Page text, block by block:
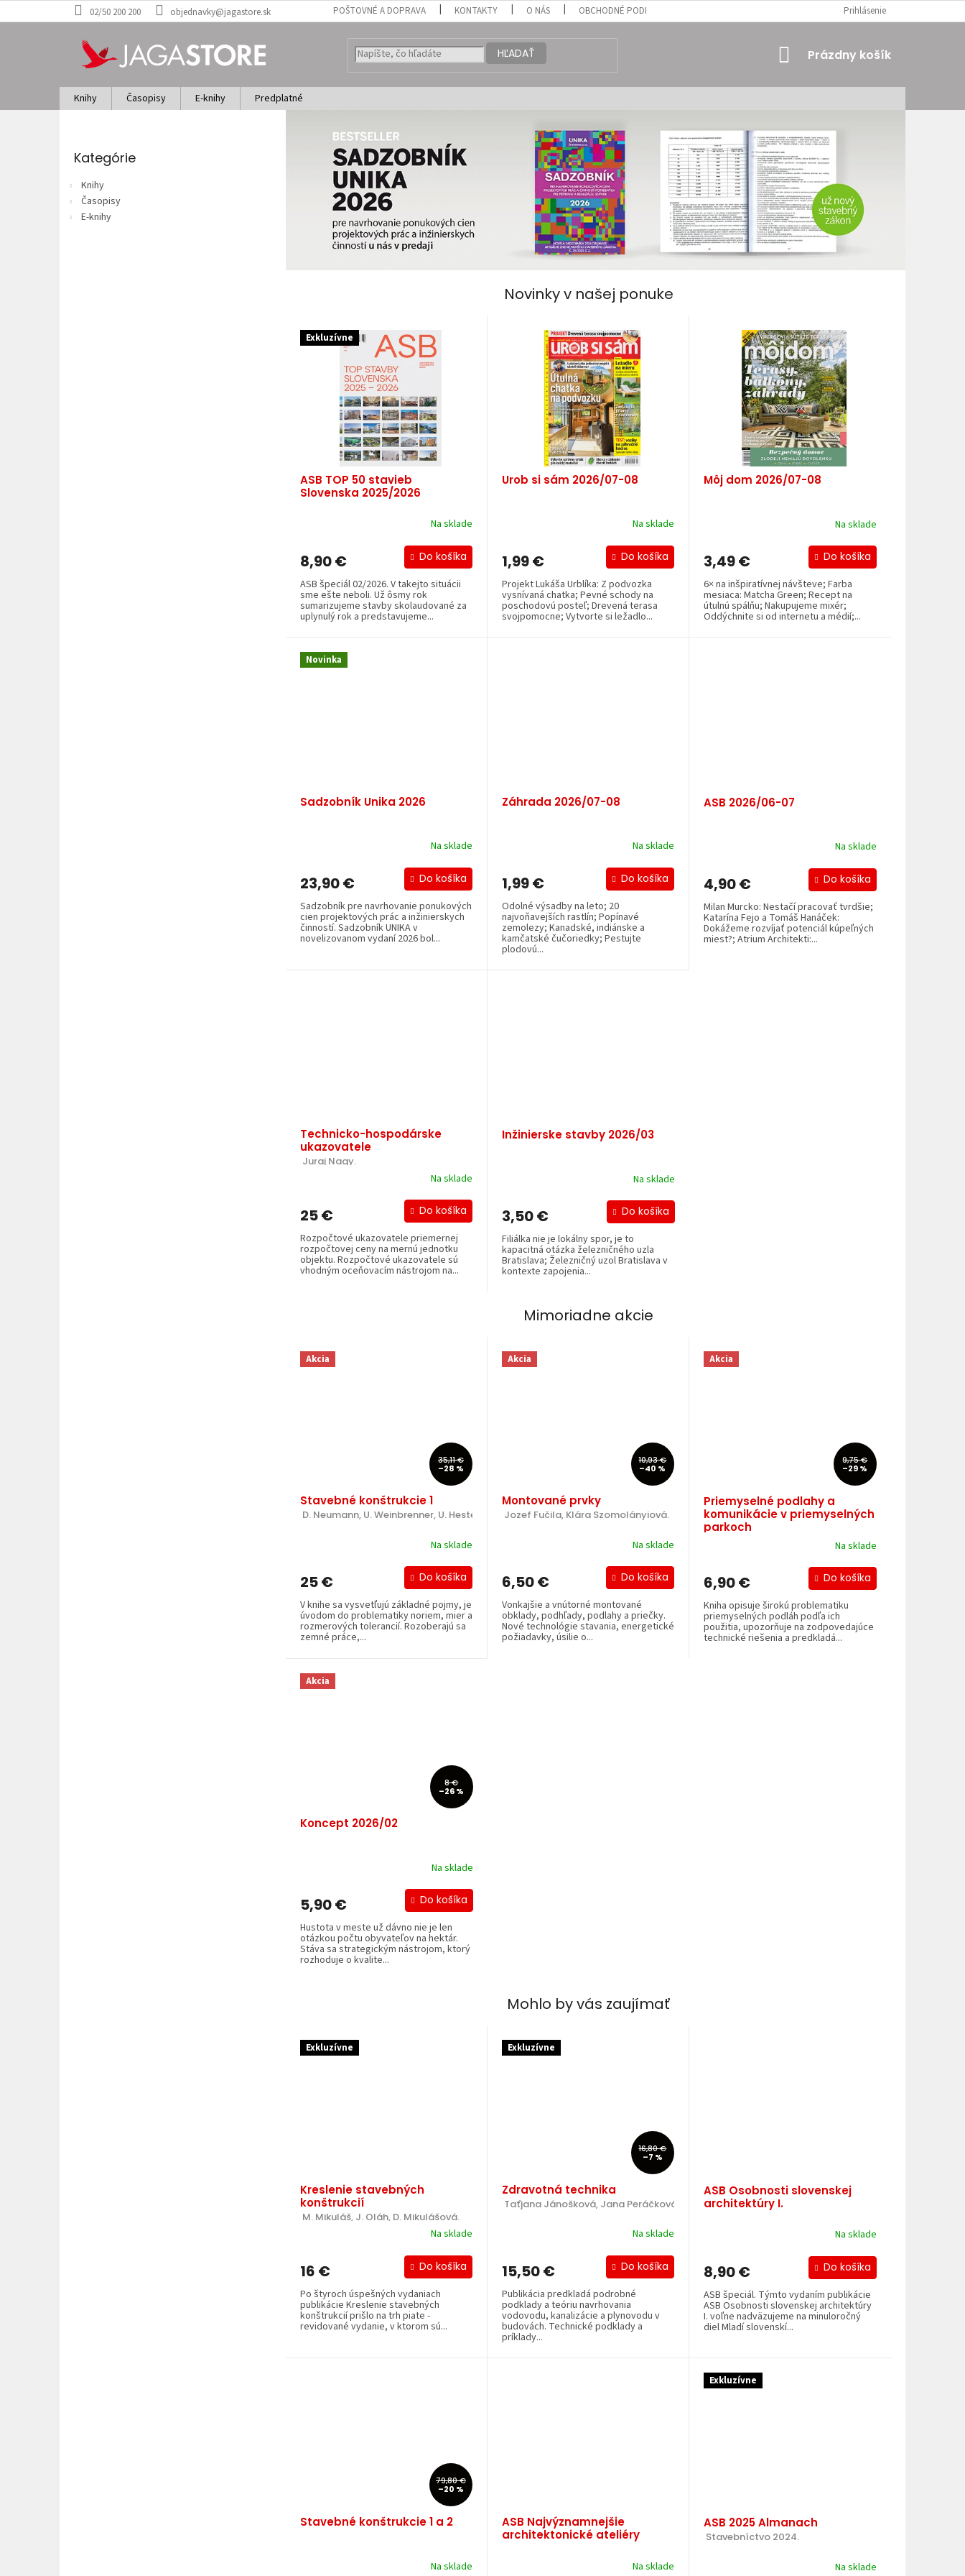
Prejsť
02/50 200 200 objednavky@jagastore.sk POŠTOVNÉ A DOPRAVA KONTAKTY O NÁS OBCHODNÉ PODMIENKY Prihlásenie
HĽADAŤ
NÁKUPNÝ
Prázdny košík
Knihy Časopisy E-knihy Predplatné
kategórie
Kategórie
Knihy
Časopisy
E-knihy
Novinky v našej ponuke
Exkluzívne
ASB TOP 50 stavieb
Slovenska 2025/2026
Na sklade
8,90 €
Do košíka
ASB špeciál 02/2026. V takejto situácii
sme ešte neboli. Už ôsmy rok
sumarizujeme stavby skolaudované za
uplynulý rok a predstavujeme...
Urob si sám 2026/07-08
Na sklade
1,99 €
Do košíka
Projekt Lukáša Urblíka: Z podvozka
vysnívaná chatka; Pevné schody na
poschodovú posteľ; Drevená terasa
svojpomocne; Vytvorte si ležadlo...
Môj dom 2026/07-08
Na sklade
3,49 €
Do košíka
6× na inšpiratívnej návšteve; Farba
mesiaca: Matcha Green; Recept na
útulnú spálňu; Nakupujeme mixér;
Oddýchnite si od internetu a médií;...
Novinka
Sadzobník Unika 2026
Na sklade
23,90 €
Do košíka
Sadzobník pre navrhovanie ponukových
cien projektových prác a inžinierskych
činností. Sadzobník UNIKA v
novelizovanom vydaní 2026 bol...
Záhrada 2026/07-08
Na sklade
1,99 €
Do košíka
Odolné výsadby na leto; 20
najvoňavejších rastlín; Popínavé
zemolezy; Kanadské, indiánske a
kamčatské čučoriedky; Pestujte
plodovú...
ASB 2026/06-07
Na sklade
4,90 €
Do košíka
Milan Murcko: Nestačí pracovať tvrdšie;
Katarína Fejo a Tomáš Hanáček:
Dokážeme rozvíjať potenciál kúpeľných
miest?; Atrium Architekti:...
Technicko-hospodárske
ukazovatele
Juraj Nagy.
Na sklade
25 €
Do košíka
Rozpočtové ukazovatele priemernej
rozpočtovej ceny na mernú jednotku
objektu. Rozpočtové ukazovatele sú
vhodným oceňovacím nástrojom na...
Inžinierske stavby 2026/03
Na sklade
3,50 €
Do košíka
Filiálka nie je lokálny spor, je to
kapacitná otázka železničného uzla
Bratislava; Železničný uzol Bratislava v
kontexte zapojenia...
Mimoriadne akcie
Akcia
35,11 €
–28 %
Stavebné konštrukcie 1
D. Neumann, U. Weinbrenner, U. Hestermann, L. Rongen.
Na sklade
25 €
Do košíka
V knihe sa vysvetľujú základné pojmy, je
úvodom do problematiky noriem, mier a
rozmerových tolerancií. Rozoberajú sa
zemné práce,...
Akcia
10,93 €
–40 %
Montované prvky
Jozef Fučila, Klára Szomolányiová.
Na sklade
6,50 €
Do košíka
Vonkajšie a vnútorné montované
obklady, podhľady, podlahy a priečky.
Nové technológie stavania, energetické
požiadavky, úsilie o...
Akcia
9,75 €
–29 %
Priemyselné podlahy a
komunikácie v priemyselných
parkoch
Josef Doležal, Pavel Svoboda.Na sklade
6,90 €
Do košíka
Kniha opisuje širokú problematiku
priemyselných podláh podľa ich
použitia, upozorňuje na zodpovedajúce
technické riešenia a predkladá...
Akcia
8 €
–26 %
Koncept 2026/02
Na sklade
5,90 €
Do košíka
Hustota v meste už dávno nie je len
otázkou počtu obyvateľov na hektár.
Stáva sa strategickým nástrojom, ktorý
rozhoduje o kvalite...
Mohlo by vás zaujímať
Exkluzívne
Kreslenie stavebných
konštrukcií
M. Mikuláš, J. Oláh, D. Mikulášová.
Na sklade
16 €
Do košíka
Po štyroch úspešných vydaniach
publikácie Kreslenie stavebných
konštrukcií prišlo na trh piate -
revidované vydanie, v ktorom sú...
Exkluzívne
16,80 €
–7 %
Zdravotná technika
Taťjana Jánošková, Jana Peráčková.
Na sklade
15,50 €
Do košíka
Publikácia predkladá podrobné
podklady a teóriu navrhovania
vodovodu, kanalizácie a plynovodu v
budovách. Technické podklady a
príklady...
ASB Osobnosti slovenskej
architektúry I.
Na sklade
8,90 €
Do košíka
ASB špeciál. Týmto vydaním publikácie
ASB Osobnosti slovenskej architektúry
I. voľne nadväzujeme na minuloročný
diel Mladí slovenskí...
79,80 €
–20 %
Stavebné konštrukcie 1 a 2
Na sklade
ASB Najvýznamnejšie
architektonické ateliéry
Na sklade
Exkluzívne
ASB 2025 Almanach
Stavebníctvo 2024.
Na sklade